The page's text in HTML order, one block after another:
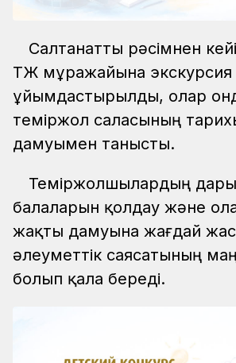
Салтанатты рәсімнен
ҚТЖ мұражайына экскурсия
ұйымдастырылды, олар
теміржол саласының
дамуымен танысты.
Теміржолшылардың
балаларын қолдау және
жақты дамуына жағдай
әлеуметтік саясатының
болып қала береді.